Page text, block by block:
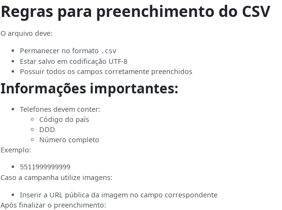
Regras para preenchimento do CSV
O arquivo deve:
Permanecer no formato .csv
Estar salvo em codificação UTF-8
Possuir todos os campos corretamente preenchidos
Informações importantes:
Telefones devem conter:
Código do país
DDD
Número completo
Exemplo:
5511999999999
Caso a campanha utilize imagens:
Inserir a URL pública da imagem no campo correspondente
Após finalizar o preenchimento: